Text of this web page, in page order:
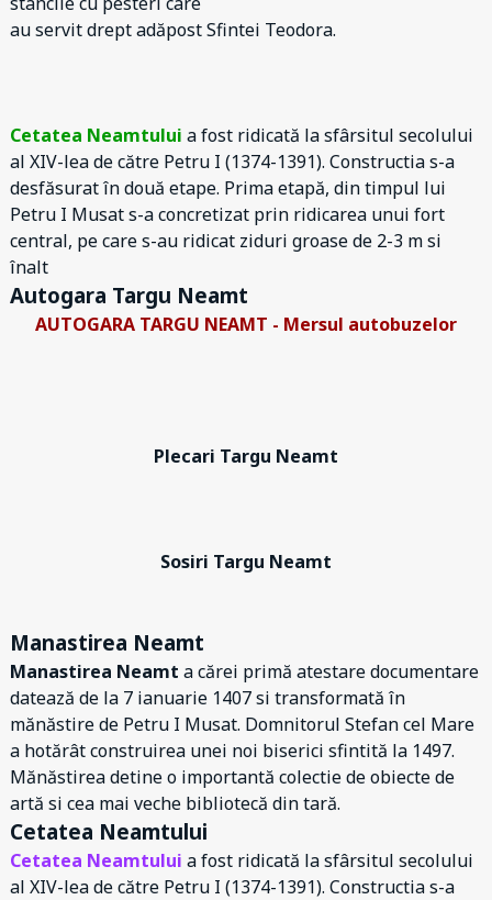
au servit drept adăpost Sfintei Teodora.
Cetatea Neamtului a fost ridicată la sfârsitul secolului
al XIV-lea de către Petru I (1374-1391). Constructia s-a
desfăsurat în două etape. Prima etapă, din timpul lui
Petru I Musat s-a concretizat prin ridicarea unui fort
central, pe care s-au ridicat ziduri groase de 2-3 m si
înalt
Autogara Targu Neamt
AUTOGARA TARGU NEAMT - Mersul autobuzelor
Plecari Targu Neamt
Sosiri Targu Neamt
Manastirea Neamt
Manastirea Neamt a cărei primă atestare documentare
datează de la 7 ianuarie 1407 si transformată în
mănăstire de Petru I Musat. Domnitorul Stefan cel Mare
a hotărât construirea unei noi biserici sfintită la 1497.
Mănăstirea detine o importantă colectie de obiecte de
artă si cea mai veche bibliotecă din tară.
Cetatea Neamtului
Cetatea Neamtului a fost ridicată la sfârsitul secolului
al XIV-lea de către Petru I (1374-1391). Constructia s-a